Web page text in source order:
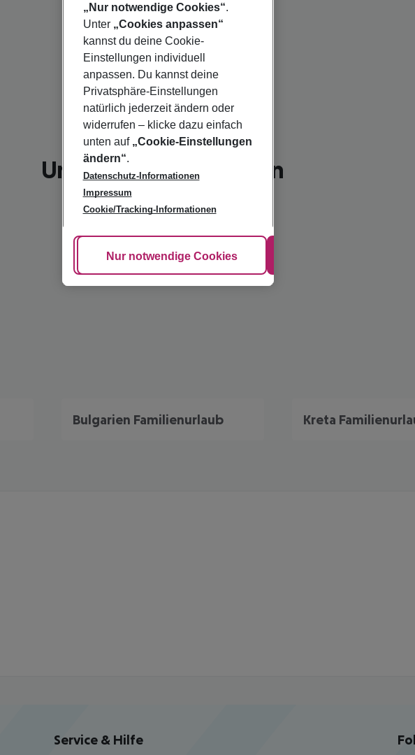
Unsere Empfehlungen
Bulgarien Familienurlaub Kreta
Service & Hilfe
„Nur notwendige Cookies“.
Unter „Cookies anpassen“
kannst du deine Cookie-
Einstellungen individuell
anpassen. Du kannst deine
Privatsphäre-Einstellungen
natürlich jederzeit ändern oder
widerrufen – klicke dazu einfach
unten auf „Cookie-Einstellungen
ändern“.
Datenschutz-Informationen
Impressum
Cookie/Tracking-Informationen
Cookie anpassen
Nur notwendige Cookies